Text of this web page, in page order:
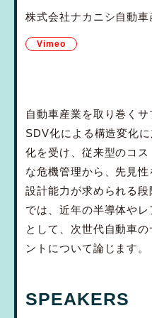
株式会社ナカニシ自動車
Vimeo
自動車産業を取り巻く
SDV化による構造変化
化を受け、従来型のコ
な危機管理から、先見
設計能力が求められる
では、近年の半導体や
として、次世代自動車
ントについて論じます。
SPEAKERS